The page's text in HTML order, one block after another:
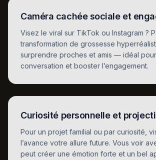
Caméra cachée sociale et
Visez le viral sur TikTok ou Instagram ?
transformation de grossesse
surprendre proches et amis — idéal
conversation et booster l’engagement.
Curiosité personnelle et
Pour un projet familial ou par curiosité,
l’avance votre allure future. Vous voir
peut créer une émotion forte et un bel